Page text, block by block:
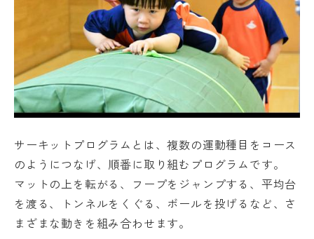
サーキットプログラムとは、複数の運動種目をコース
のようにつなげ、順番に取り組むプログラムです。
マットの上を転がる、フープをジャンプする、平均台
を渡る、トンネルをくぐる、ボールを投げるなど、さ
まざまな動きを組み合わせます。